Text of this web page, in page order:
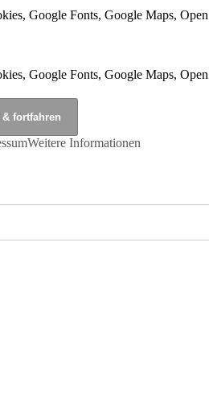
Google Fonts, Google Maps,
Google Fonts, Google Maps,
Weitere Informationen